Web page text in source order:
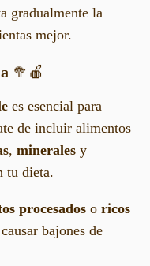
gradualmente la
mejor.
🥦🍎
es esencial para
de incluir alimentos
, minerales y
tu dieta.
procesados o ricos
bajones de